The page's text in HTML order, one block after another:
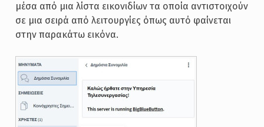
μέσα από μια λίστα εικονιδίων τα οποία αντιστοιχούν
σε μια σειρά από λειτουργίες όπως αυτό φαίνεται
στην παρακάτω εικόνα.